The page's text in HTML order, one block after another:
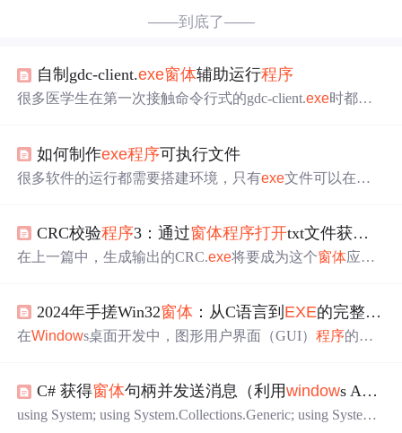
——到底了——
自制gdc-client.exe窗体辅助运行程序
很多医学生在第一次接触命令行式的gdc-client.exe时都会
错（汗）。那有没有更简单的操作方式让我们不用一次次
地输入复杂的命令还能方便地下载到文件呢(楼主专门为解
如何制作exe程序可执行文件
很多软件的运行都需要搭建环境，只有exe文件可以在不
oft Visual Studio 2008 方法/步骤 1 双击桌面上的Microsoft Vi
sual Stu...
CRC校验程序3：通过窗体程序打开txt文件获取数据源，进行逐字节CRC校验
在上一篇中，生成输出的CRC.exe将要成为这个窗体应用
到CRClick文件夹的Debuge文件夹下。同时还有测试用的T
est.txt。打开窗体设计页面，插入两个Textbox和一个按
2024年手搓Win32窗体 ：从C语言到 EXE的完整构建指南
在Windows桌面开发中，图形用户界面（GUI）程序的核
以及优化性能控制至关重要。通过直接调用Win32 API，开
发者可以绕过高级框架的抽象层，深入探究从源代码编
C# 获得窗体句柄并发送消息（利用windows API可在不同进程中获取）
using System; using System.Collections.Generic; using System.